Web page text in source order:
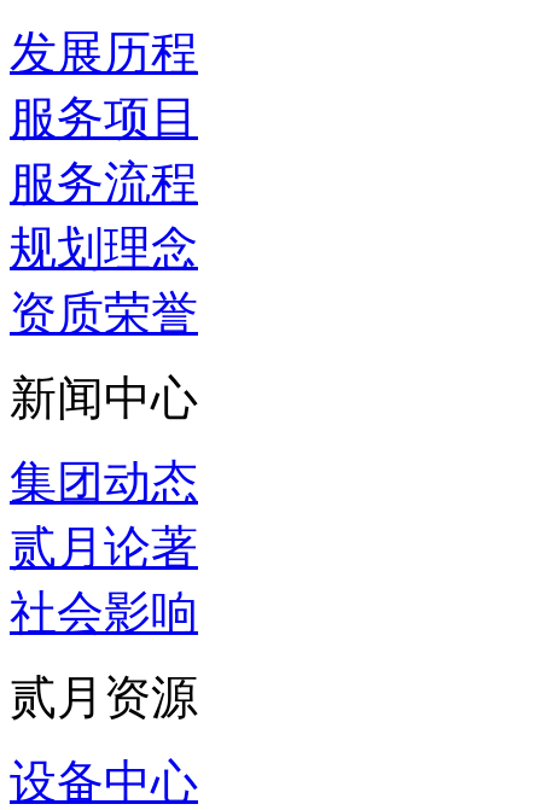
发展历程
服务项目
服务流程
规划理念
资质荣誉
新闻中心
集团动态
贰月论著
社会影响
贰月资源
设备中心